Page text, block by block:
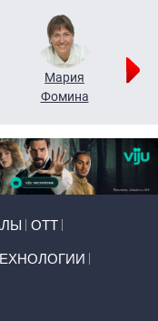
Мария
Фомина
ОТТ